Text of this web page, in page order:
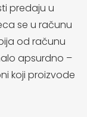
predaju u
se u računu
od računu
apsurdno –
koji proizvode